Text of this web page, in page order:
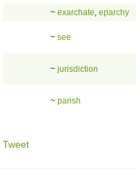
~ exarchate eparchy
~ see
~ jurisdiction
~ parish
Tweet